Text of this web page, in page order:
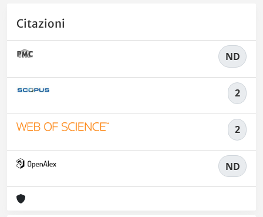
Citazioni
ND
2
2
ND